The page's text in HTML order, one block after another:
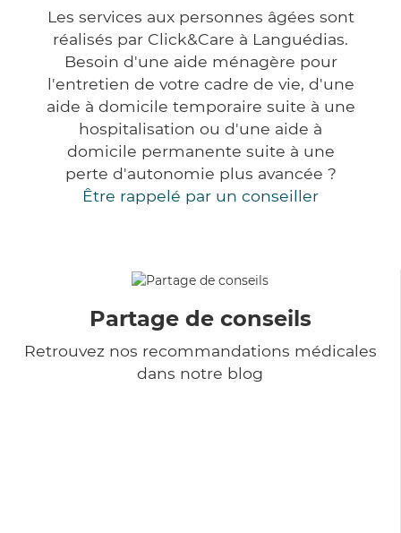
Les services aux personnes âgées sont
réalisés par Click&Care à Languédias.
Besoin d'une aide ménagère pour
l'entretien de votre cadre de vie, d'une
aide à domicile temporaire suite à une
hospitalisation ou d'une aide à
domicile permanente suite à une
perte d'autonomie plus avancée ?
Être rappelé par un conseiller
Partage de conseils
Retrouvez nos recommandations médicales
dans notre blog